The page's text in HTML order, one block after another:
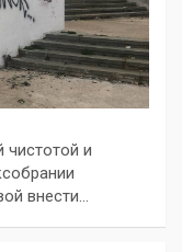
чистотой и
внести…